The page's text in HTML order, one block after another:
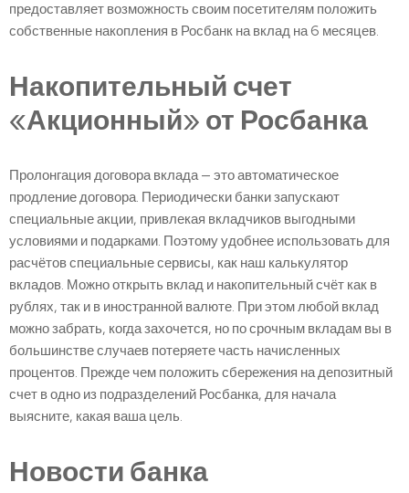
предоставляет возможность своим посетителям положить
собственные накопления в Росбанк на вклад на 6 месяцев.
Накопительный счет
«Акционный» от Росбанка
Пролонгация договора вклада — это автоматическое
продление договора. Периодически банки запускают
специальные акции, привлекая вкладчиков выгодными
условиями и подарками. Поэтому удобнее использовать для
расчётов специальные сервисы, как наш калькулятор
вкладов. Можно открыть вклад и накопительный счёт как в
рублях, так и в иностранной валюте. При этом любой вклад
можно забрать, когда захочется, но по срочным вкладам вы в
большинстве случаев потеряете часть начисленных
процентов. Прежде чем положить сбережения на депозитный
счет в одно из подразделений Росбанка, для начала
выясните, какая ваша цель.
Новости банка